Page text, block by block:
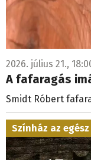
2026. július 21.,
A fafaragás
Smidt Róbert
Színház az